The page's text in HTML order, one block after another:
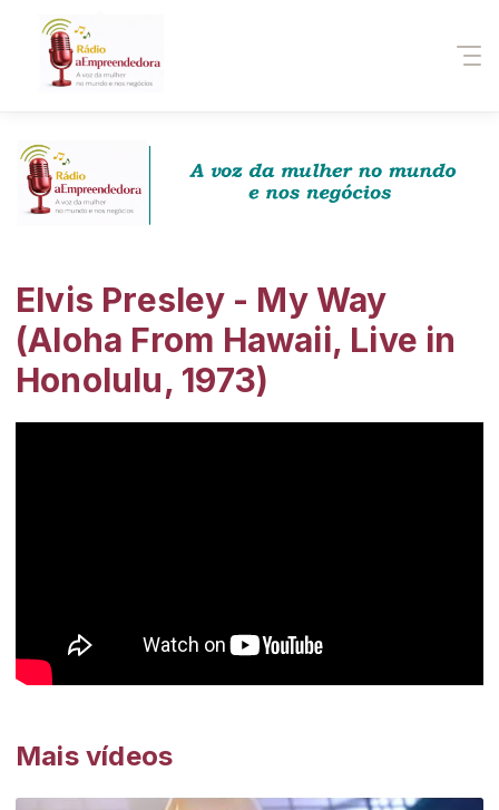
Elvis Presley - My Way
(Aloha From Hawaii, Live in
Honolulu, 1973)
Mais vídeos